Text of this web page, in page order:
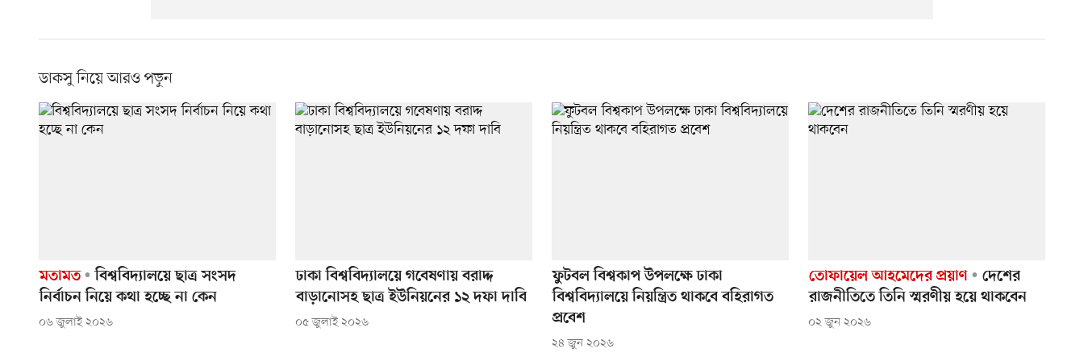
ডাকসু নিয়ে আরও পড়ুন
মতামত
বিশ্ববিদ্যালয়ে ছাত্র সংসদ
নির্বাচন নিয়ে কথা হচ্ছে না কেন
০৬ জুলাই ২০২৬
ঢাকা বিশ্ববিদ্যালয়ে গবেষণায় বরাদ্দ
বাড়ানোসহ ছাত্র ইউনিয়নের ১২ দফা দাবি
০৫ জুলাই ২০২৬
ফুটবল বিশ্বকাপ উপলক্ষে ঢাকা
বিশ্ববিদ্যালয়ে নিয়ন্ত্রিত থাকবে বহিরাগত
প্রবেশ
২৪ জুন ২০২৬
তোফায়েল আহমেদের প্রয়াণ
দেশের
রাজনীতিতে তিনি স্মরণীয় হয়ে থাকবেন
০২ জুন ২০২৬